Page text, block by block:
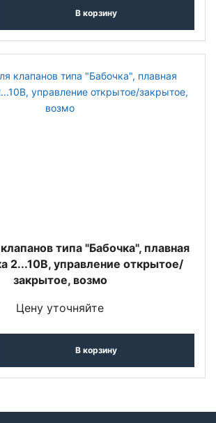
В корзину
типа "Бабочка", плавная
2...10В, управление открытое/
закрытое, возмо
Цену уточняйте
В корзину